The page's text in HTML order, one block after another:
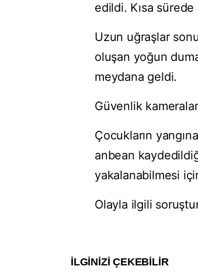
edildi. Kısa
Uzun uğraşlar
oluşan yoğun
meydana geldi.
Güvenlik
Çocukların
anbean
yakalanabilmesi
Olayla ilgili